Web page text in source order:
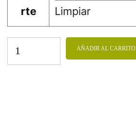
rte
Limpiar
AÑADIR AL CARRITO